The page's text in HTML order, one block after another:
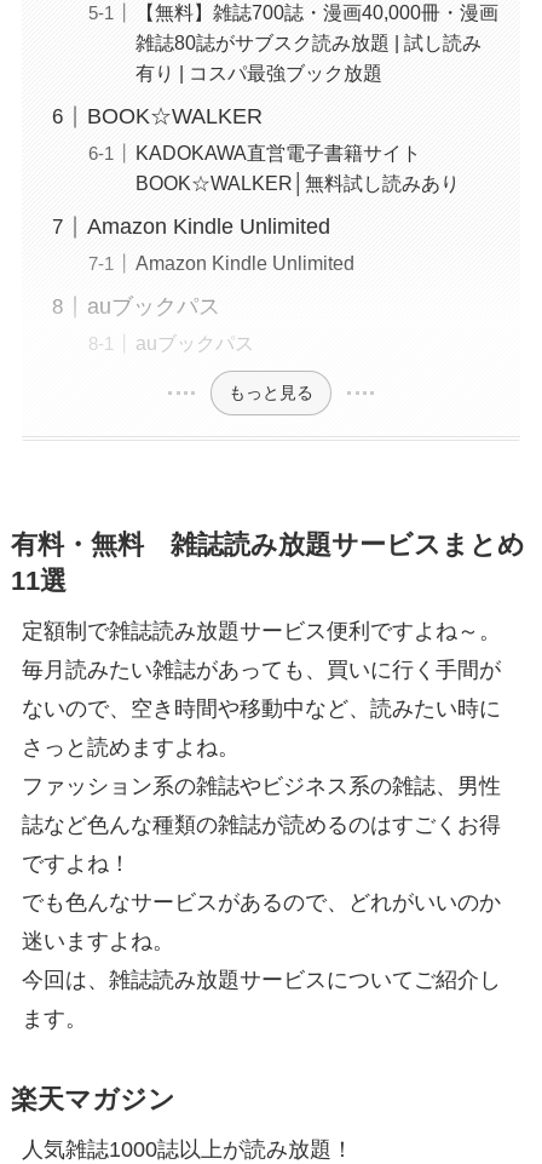
【無料】雑誌700誌・漫画40,000冊・漫画
雑誌80誌がサブスク読み放題 | 試し読み
有り | コスパ最強ブック放題
BOOK☆WALKER
KADOKAWA直営電子書籍サイト
BOOK☆WALKER│無料試し読みあり
Amazon Kindle Unlimited
Amazon Kindle Unlimited
auブックパス
auブックパス
もっと見る
有料・無料 雑誌読み放題サービスまとめ
11選
定額制で雑誌読み放題サービス便利ですよね～。
毎月読みたい雑誌があっても、買いに行く手間が
ないので、空き時間や移動中など、読みたい時に
さっと読めますよね。
ファッション系の雑誌やビジネス系の雑誌、男性
誌など色んな種類の雑誌が読めるのはすごくお得
ですよね！
でも色んなサービスがあるので、どれがいいのか
迷いますよね。
今回は、雑誌読み放題サービスについてご紹介し
ます。
楽天マガジン
人気雑誌1000誌以上が読み放題！